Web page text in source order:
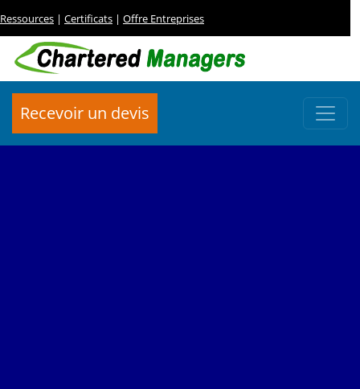
Ressources | Certificats | Offre Entreprises
Recevoir un devis